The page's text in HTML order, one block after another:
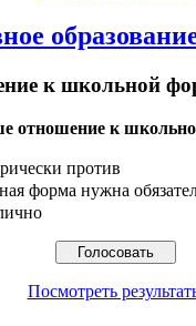
к школьной
отношение к
против
форма нужна
Посмотреть